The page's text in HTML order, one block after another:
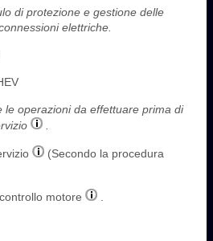
di protezione e gestione delle
elettriche.
le operazioni da effettuare prima di
(Secondo la procedura
motore